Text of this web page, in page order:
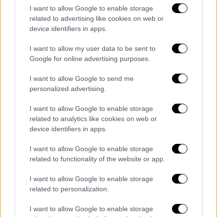
I want to allow Google to enable storage
related to advertising like cookies on web or
device identifiers in apps.
I want to allow my user data to be sent to
Google for online advertising purposes.
I want to allow Google to send me
personalized advertising.
I want to allow Google to enable storage
related to analytics like cookies on web or
device identifiers in apps.
I want to allow Google to enable storage
related to functionality of the website or app.
I want to allow Google to enable storage
related to personalization.
I want to allow Google to enable storage
ισοδύναμου CO2 από μεθάνιο.Εξ’ αυτών, οι
2,9 εκατ. τόνοι προήλθαν από την διαδικασία
της πέψης των βοοειδών. Η αναλύτρια για
το κλίμα στη Σουηδική Υπηρεσία
Προστασίας Περιβάλλοντος, Emma Carlen,
ζωοτροφές που μειώνουν την παραγωγή
μεθανίου) μπορούν αν είναι ένα μέτρο. Δεν
έχουμε πολλά άλλα “όπλα” εξίσου
αποτελεσματικά, στο σημερινό επίπεδο
παραγωγής. Πιστεύουμε, επιπλέον, ότι είναι
ακόμα αρκετά νέα τα ευρήματα και ότι
πρέπει να διεξαχθούν περαιτέρω έρευνες,
καταλήξουμε σε έναν σαφή, πολιτικό
προγραμματισμό». Σύμφωνα με την ίδια, το
πρόσθετο κόστος που θα επέφεραν τέτοια